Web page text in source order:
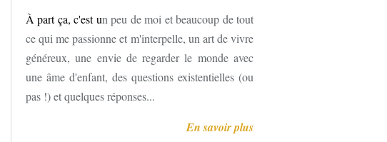
À part ça, c'est un peu de moi et beaucoup de tout
ce qui me passionne et m'interpelle, un art de vivre
généreux, une envie de regarder le monde avec
une âme d'enfant, des questions existentielles (ou
pas !) et quelques réponses...
En savoir plus